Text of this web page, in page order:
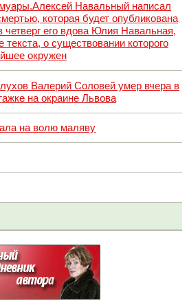
Навальный написал
которая будет опубликована
четверг его вдова Юлия Навальная,
о существовании которого
окружен
Валерий Соловей умер вчера в
на окраине Львова
на волю маляву